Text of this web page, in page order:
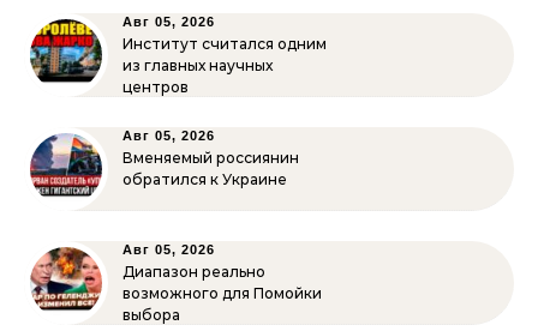
Авг 05, 2026
Институт считался одним
из главных научных
центров
Авг 05, 2026
Вменяемый россиянин
обратился к Украине
Авг 05, 2026
Диапазон реально
возможного для Помойки
выбора